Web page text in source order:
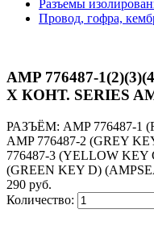
Разъемы
Провод, гофра,
AMP 776487-
Х КОНТ. SERIES
РАЗЪЁМ: AMP 776487-1
AMP 776487-2 (GREY
776487-3 (YELLOW KEY
(GREEN KEY D)
290 руб.
Количество: